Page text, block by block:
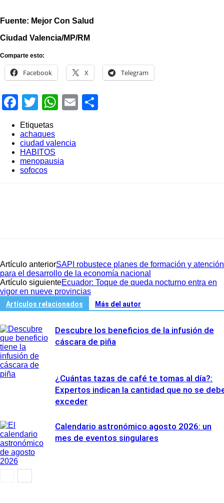
Fuente: Mejor Con Salud
Ciudad Valencia/MP/RM
Comparte esto:
Facebook X Telegram
Facebook
TwitterWhatsApp
Email
Etiquetas
achaques
ciudad valencia
HABITOS
menopausia
sofocos
Artículo anteriorSAPI robustece planes de formación y atención
para el desarrollo de la economía nacional
Artículo siguienteEcuador: Toque de queda nocturno entra en
vigor en nueve provincias
Artículos relacionados Más del autor
Descubre los beneficios de la infusión de
cáscara de piña
¿Cuántas tazas de café te tomas al día?:
Expertos indican la cantidad que no se
exceder
Calendario astronómico agosto 2026: un
mes de eventos singulares